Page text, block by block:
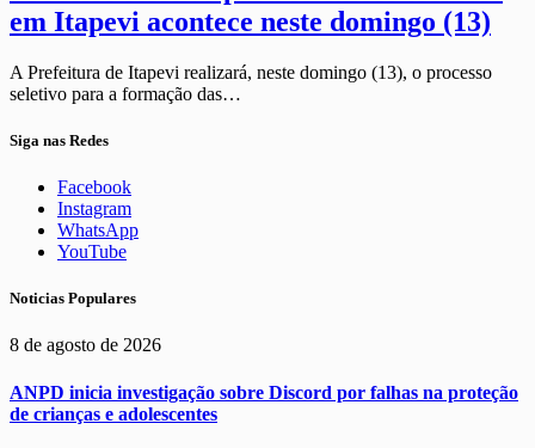
em Itapevi acontece neste domingo (13)
A Prefeitura de Itapevi realizará, neste domingo (13), o processo
seletivo para a formação das…
Siga nas Redes
Facebook
Instagram
WhatsApp
YouTube
Noticias Populares
8 de agosto de 2026
ANPD inicia investigação sobre Discord por falhas na proteção
de crianças e adolescentes